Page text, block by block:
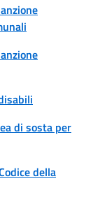
di sosta per
della